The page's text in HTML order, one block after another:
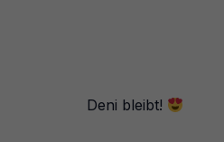
Deni bleibt!